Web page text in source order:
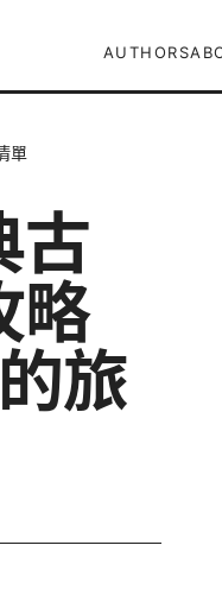
AUTHORS
單
古
略
旅